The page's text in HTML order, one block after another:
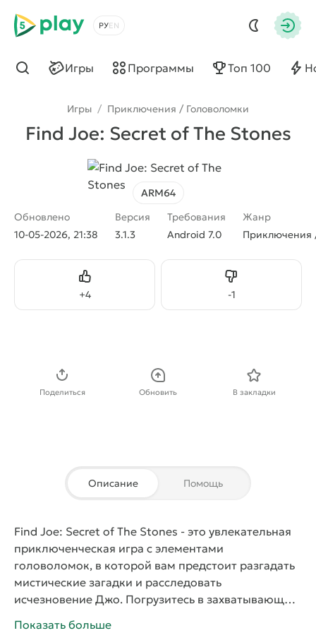
5play
Выбрать язык
Игры Программы Топ 100
Найти
Игры / Приключения / Головоломки
Find Joe: Secret of The Stones
ARM64
Обновлено
10-05-2026, 21:38
Версия
3.1.3
Требования
Android 7.0
Жанр
Приключения
+4Нравится -1
Не нравится
Поделиться Обновить В закладки
Описание Помощь
Find Joe: Secret of The Stones - это увлекательная
приключенческая игра с элементами
головоломок, в которой вам предстоит разгадать
мистические загадки и расследовать
исчезновение Джо. Погрузитесь в захватывающий
Показать больше